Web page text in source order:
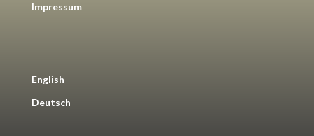
Impressum
English
Deutsch